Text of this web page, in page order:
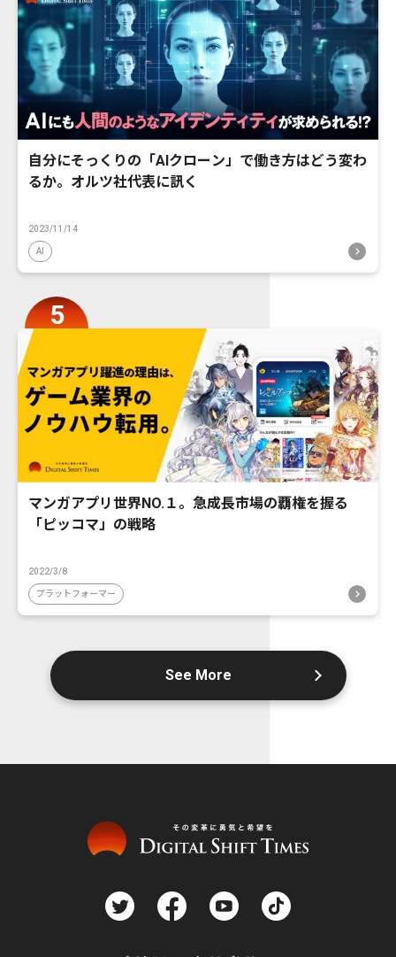
自分にそっくりの「AIクローン」で働き方はどう変わ
るか。オルツ社代表に訊く
2023/11/14
AI
マンガアプリ世界NO.１。急成長市場の覇権を握る
「ピッコマ」の戦略
2022/3/8
プラットフォーマー
See More